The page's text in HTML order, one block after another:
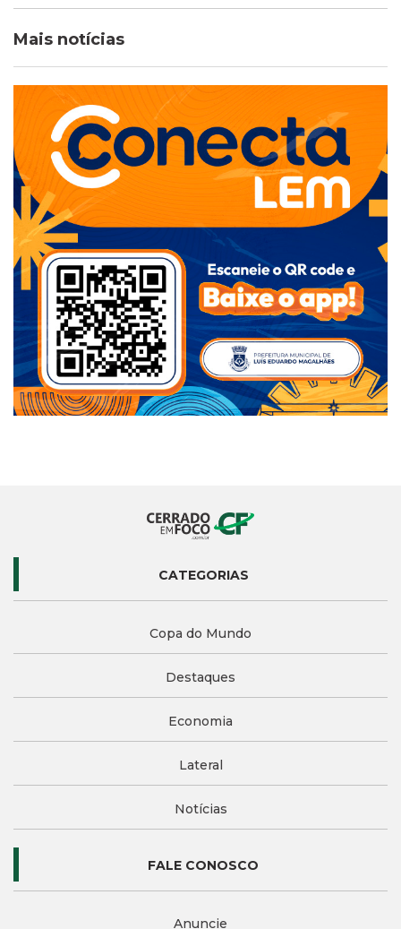
Mais notícias
CATEGORIAS
Copa do Mundo
Destaques
Economia
Lateral
Notícias
FALE CONOSCO
Anuncie